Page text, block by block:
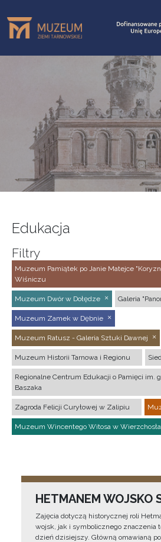
Edukacja
Filtry
Muzeum Pamiątek po Janie Matejce
Wiśniczu
Muzeum Dwór w Dołędze Galeria
Muzeum Zamek w Dębnie
Muzeum Ratusz - Galeria Sztuki Dawnej
Muzeum Historii Tarnowa i Regionu
Regionalne Centrum Edukacji o Pamięci im.
Baszaka
Zagroda Felicji Curyłowej w Zalipiu
Muzeum Wincentego Witosa w
HETMANEM WOJSKO
Zajęcia dotyczą historycznej roli
wojsk, jak i symbolicznego znaczenia
dzień dzisiejszy. Główną omawianą